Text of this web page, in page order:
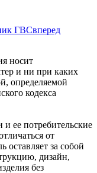
ГВСвперед
носит
и ни при каких
определяемой
кодекса
ее потребительские
от
оставляет за собой
дизайн,
без